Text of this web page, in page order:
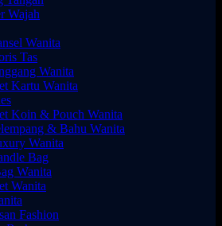
Wajah
Wanita
Tas
Wanita
Kartu Wanita
Koin & Pouch Wanita
& Bahu Wanita
Wanita
Bag
Wanita
Wanita
Fashion